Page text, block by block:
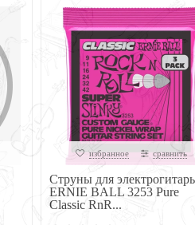
избранное сравнить
Струны для
ERNIE BALL 3253 Pure
Classic RnR...